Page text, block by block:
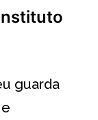
guarda